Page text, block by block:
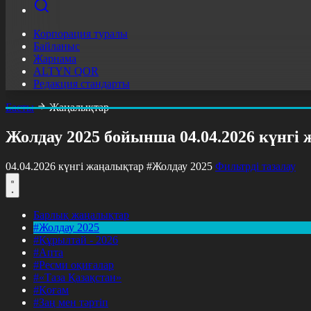
Корпорация туралы
Байланыс
Жарнама
ALTYN QOR
Редакция стандарты
Басты
Жаңалықтар
Жолдау 2025 бойынша 04.04.2026 күнгі
04.04.2026 күнгі жаңалықтар #Жолдау 2025 Фильтрді тазалау
Барлық жаңалықтар
#Жолдау 2025
#Құрылтай - 2026
#Апта
#Ресми оқиғалар
#«Таза Қазақстан»
#Қоғам
#Заң мен тәртіп